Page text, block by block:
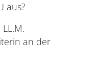
aus?
an der